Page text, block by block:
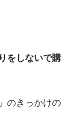
をしないで購
のきっかけの